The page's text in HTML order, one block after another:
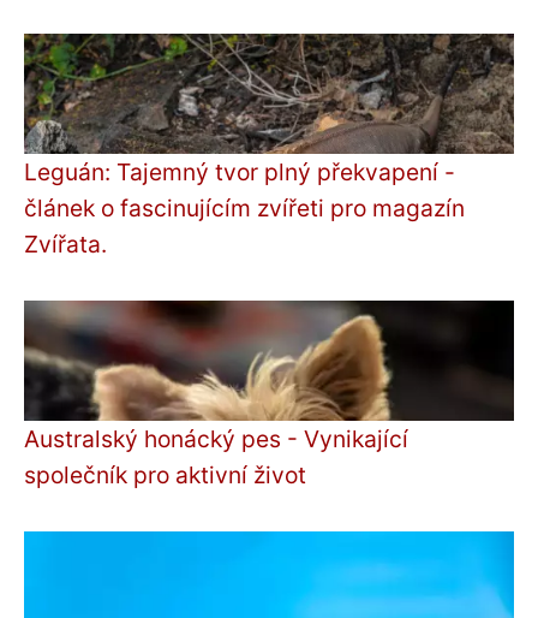
Leguán: Tajemný tvor plný překvapení -
článek o fascinujícím zvířeti pro magazín
Zvířata.
Australský honácký pes - Vynikající
společník pro aktivní život